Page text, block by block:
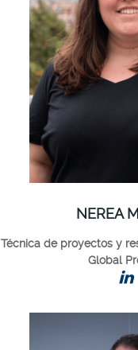
NEREA
Técnica de proyectos y
Global